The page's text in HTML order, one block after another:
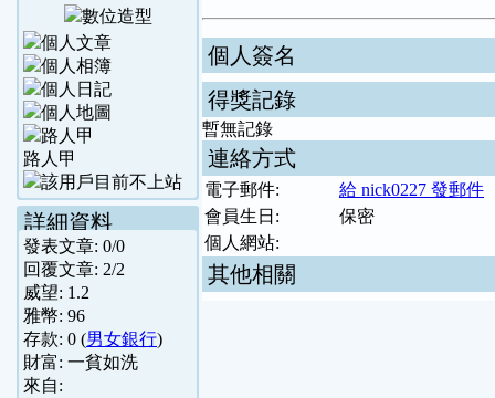
路人甲
詳細資料
發表文章: 0/0
回覆文章: 2/2
威望: 1.2
雅幣: 96
存款: 0 (男女銀行)
財富: 一貧如洗
來自:
個人簽名
得獎記錄
暫無記錄
連絡方式
電子郵件:
給 nick0227 發郵件
會員生日:
保密
個人網站:
其他相關